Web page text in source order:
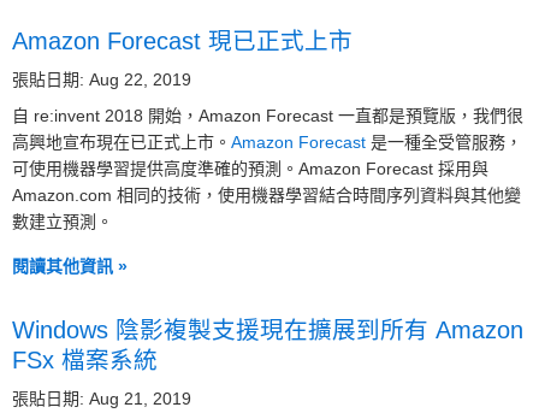
Amazon Forecast 現已正式上市
張貼日期: Aug 22, 2019
自 re:invent 2018 開始，Amazon Forecast 一直都是預覽版，我們很
高興地宣布現在已正式上市。 Amazon Forecast 是一種全受管服務，
可使用機器學習提供高度準確的預測。Amazon Forecast 採用與
Amazon.com 相同的技術，使用機器學習結合時間序列資料與其他變
數建立預測。
閱讀其他資訊 »
Windows 陰影複製支援現在擴展到所有 Amazon
FSx 檔案系統
張貼日期: Aug 21, 2019